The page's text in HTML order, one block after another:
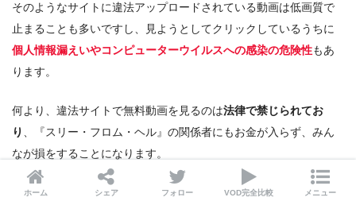
そのようなサイトに違法アップロードされている動画は低画質で
止まることも多いですし、見ようとしてクリックしているうちに
個人情報漏えいやコンピューターウイルスへの感染の危険性もあ
ります。
何より、違法サイトで無料動画を見るのは法律で禁じられてお
り
、『スリー・フロム・ヘル』の関係者にもお金が入らず、みん
なが損をすることになります。
今後も色々な作品を楽しむためにも、 安心安全かつ高画質の動画
ホーム シェア フォロー VOD完全比較 メニュー